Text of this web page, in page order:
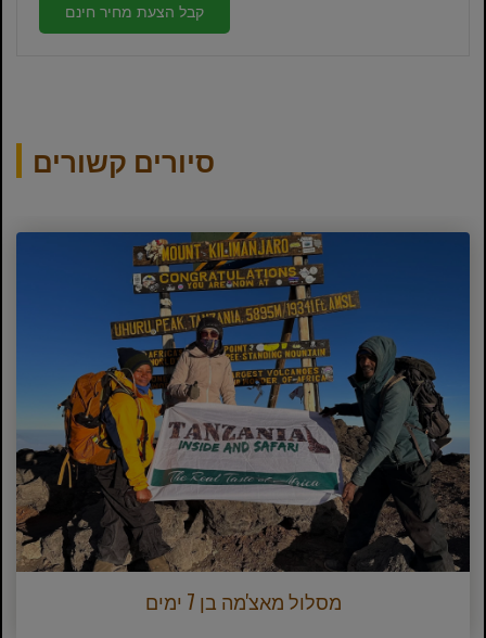
קבל הצעת מחיר חינם
סיורים קשורים
מסלול מאצ'מה בן 7 ימים